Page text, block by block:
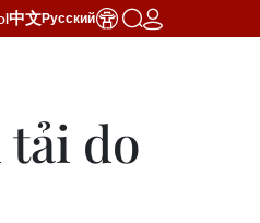
中文Русский
do